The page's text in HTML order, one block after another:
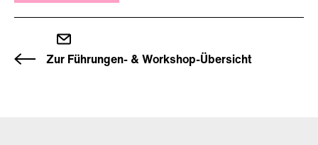
Zur Führungen- & Workshop-Übersicht